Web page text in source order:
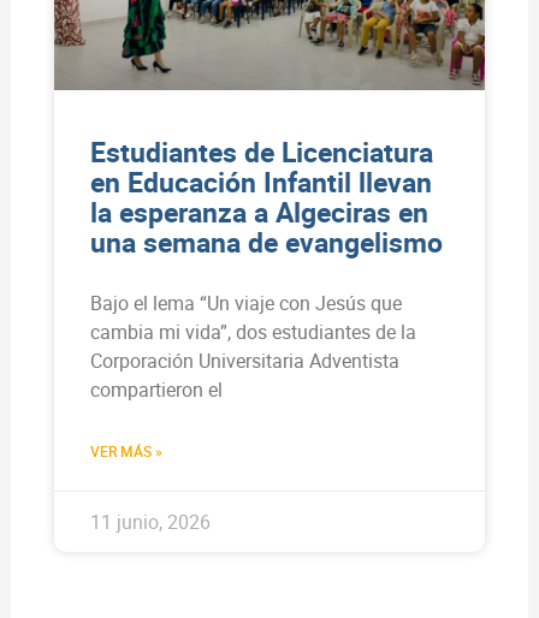
Estudiantes de Licenciatura
en Educación Infantil llevan
la esperanza a Algeciras en
una semana de evangelismo
Bajo el lema “Un viaje con Jesús que
cambia mi vida”, dos estudiantes de la
Corporación Universitaria Adventista
compartieron el
VER MÁS »
11 junio, 2026